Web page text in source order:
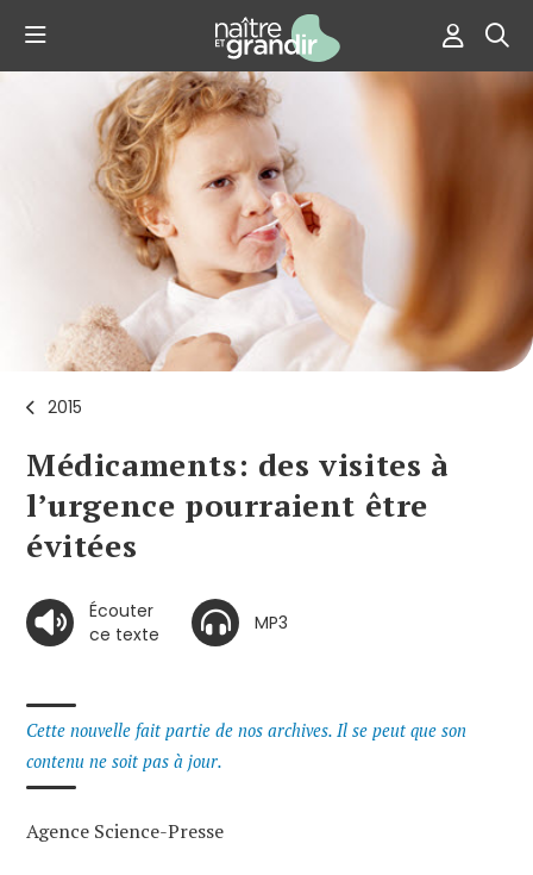
2015
Médicaments: des visites à
l’urgence pourraient être
évitées
Écouter
ce texte
MP3
Cette nouvelle fait partie de nos archives. Il se peut que son
contenu ne soit pas à jour.
Agence Science-Presse